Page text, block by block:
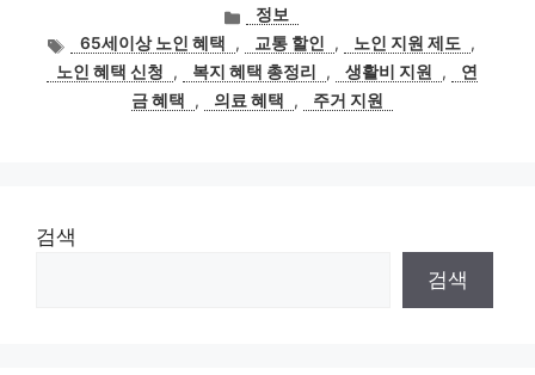
카
테
고
리
정보
태
그
65세이상 노인 혜택 , 교통 할인 , 노인 지원 제도
,
노인 혜택 신청
, 복지 혜택 총정리 , 생활비 지원 ,
연
금 혜택
, 의료 혜택 , 주거 지원
검색
검색